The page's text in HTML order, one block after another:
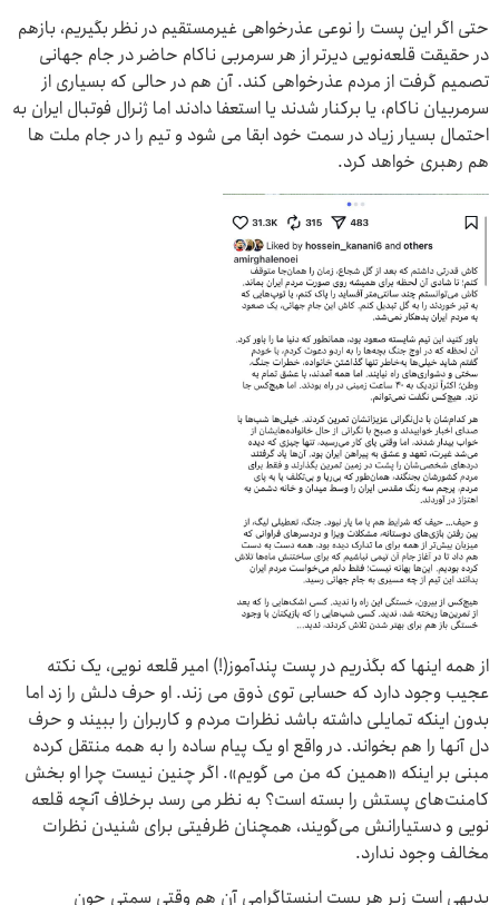
حتی اگر این پست را نوعی عذرخواهی غیرمستقیم در نظر بگیریم، بازهم
در حقیقت قلعه‌نویی دیرتر از هر سرمربی ناکام حاضر در جام جهانی
تصمیم گرفت از مردم عذرخواهی کند. آن هم در حالی که بسیاری از
سرمربیان ناکام، یا برکنار شدند یا استعفا دادند اما ژنرال فوتبال ایران به
احتمال بسیار زیاد در سمت خود ابقا می شود و تیم را در جام ملت ها
هم رهبری خواهد کرد.
از همه اینها که بگذریم در پست پندآموز(!) امیر قلعه نویی، یک نکته
عجیب وجود دارد که حسابی توی ذوق می زند. او حرف دلش را زد اما
بدون اینکه تمایلی داشته باشد نظرات مردم و کاربران را ببیند و حرف
دل آنها را هم بخواند. در واقع او یک پیام ساده را به همه منتقل کرده
مبنی بر اینکه «همین که من می گویم». اگر چنین نیست چرا او بخش
کامنت‌های پستش را بسته است؟ به نظر می رسد برخلاف آنچه قلعه
نویی و دستیارانش می‌گویند، همچنان ظرفیتی برای شنیدن نظرات
مخالف وجود ندارد.
بدیهی است زیر هر پست اینستاگرامی آن هم وقتی سمتی چون